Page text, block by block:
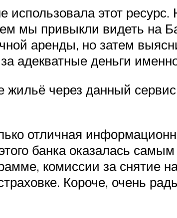
использовала этот
мы привыкли видеть на
аренды, но затем
адекватные деньги
жильё через данный
отличная
банка оказалась
комиссии за снятие
Короче, очень